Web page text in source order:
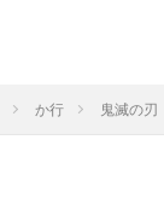
か行 鬼滅の刃